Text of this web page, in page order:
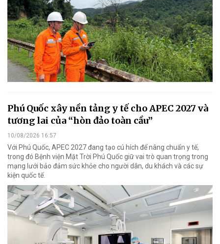
Phú Quốc xây nền tảng y tế cho APEC 2027 và
tương lai của “hòn đảo toàn cầu”
10/08/2026 16:57
Với Phú Quốc, APEC 2027 đang tạo cú hích để nâng chuẩn y tế,
trong đó Bệnh viện Mặt Trời Phú Quốc giữ vai trò quan trọng trong
mạng lưới bảo đảm sức khỏe cho người dân, du khách và các sự
kiện quốc tế.